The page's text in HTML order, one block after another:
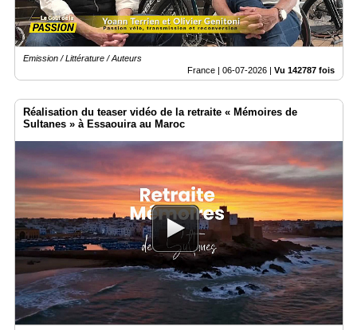
Emission / Littérature / Auteurs
France | 06-07-2026 | Vu 142787 fois
Réalisation du teaser vidéo de la retraite « Mémoires de
Sultanes » à Essaouira au Maroc